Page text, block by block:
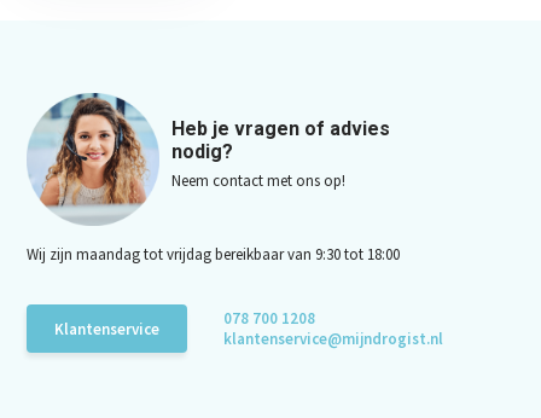
Heb je vragen of advies
nodig?
Neem contact met ons op!
Wij zijn maandag tot vrijdag bereikbaar van 9:30 tot 18:00
Klantenservice
078 700 1208
klantenservice@mijndrogist.nl